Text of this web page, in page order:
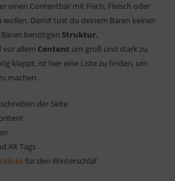
einen Contentbär mit Fisch, Fleisch oder
Damit tust du deinem Bären keinen
benötigen Struktur,
vor allem Content um groß und stark zu
klappt, ist hier eine Liste zu finden, um
machen.
der Seite
Alt Tags
für den Winterschlaf